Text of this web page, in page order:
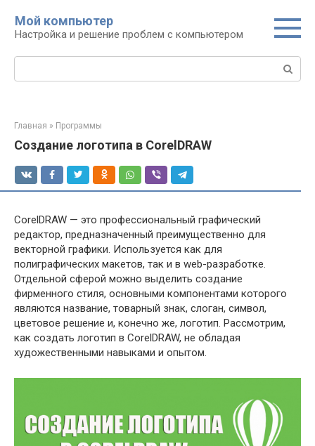
контенту
Мой компьютер
Настройка и решение проблем с компьютером
Поиск:
Главная » Программы
Создание логотипа в CorelDRAW
CorelDRAW — это профессиональный графический
редактор, предназначенный преимущественно для
векторной графики. Используется как для
полиграфических макетов, так и в web-разработке.
Отдельной сферой можно выделить создание
фирменного стиля, основными компонентами которого
являются название, товарный знак, слоган, символ,
цветовое решение и, конечно же, логотип. Рассмотрим,
как создать логотип в CorelDRAW, не обладая
художественными навыками и опытом.